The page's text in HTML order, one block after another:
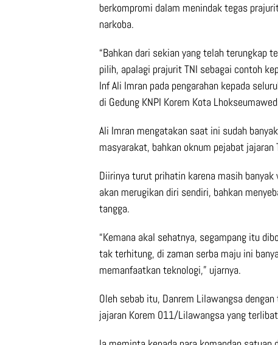
berkompromi dalam menindak tegas
narkoba.
“Bahkan dari sekian yang telah terungkap
pilih, apalagi prajurit TNI sebagai contoh
Inf Ali Imran pada pengarahan kepada
di Gedung KNPI Korem Kota
Ali Imran mengatakan saat ini sudah
masyarakat, bahkan oknum pejabat jajaran
Diirinya turut prihatin karena masih
akan merugikan diri sendiri, bahkan
tangga.
“Kemana akal sehatnya, segampang itu
tak terhitung, di zaman serba maju ini
memanfaatkan teknologi,” ujarnya.
Oleh sebab itu, Danrem Lilawangsa
jajaran Korem 011/Lilawangsa yang